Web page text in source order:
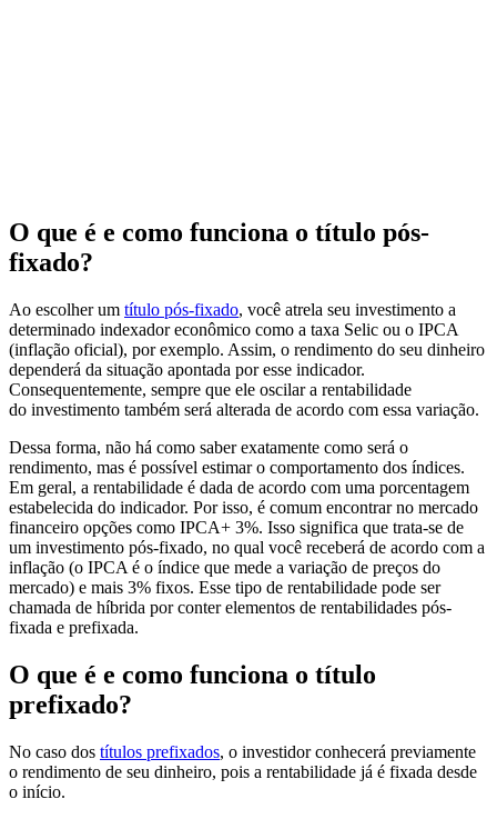
O que é e como funciona o título pós-
fixado?
Ao escolher um título pós-fixado, você atrela seu investimento a
determinado indexador econômico como a taxa Selic ou o IPCA
(inflação oficial), por exemplo. Assim, o rendimento do seu dinheiro
dependerá da situação apontada por esse indicador.
Consequentemente, sempre que ele oscilar a rentabilidade
do investimento também será alterada de acordo com essa variação.
Dessa forma, não há como saber exatamente como será o
rendimento, mas é possível estimar o comportamento dos índices.
Em geral, a rentabilidade é dada de acordo com uma porcentagem
estabelecida do indicador. Por isso, é comum encontrar no mercado
financeiro opções como IPCA+ 3%. Isso significa que trata-se de
um investimento pós-fixado, no qual você receberá de acordo com a
inflação (o IPCA é o índice que mede a variação de preços do
mercado) e mais 3% fixos. Esse tipo de rentabilidade pode ser
chamada de híbrida por conter elementos de rentabilidades pós-
fixada e prefixada.
O que é e como funciona o título
prefixado?
No caso dos títulos prefixados, o investidor conhecerá previamente
o rendimento de seu dinheiro, pois a rentabilidade já é fixada desde
o início.